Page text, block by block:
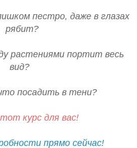
пестро, даже в глазах
рябит?
растениями портит весь
вид?
посадить в тени?
курс для вас!
прямо сейчас!